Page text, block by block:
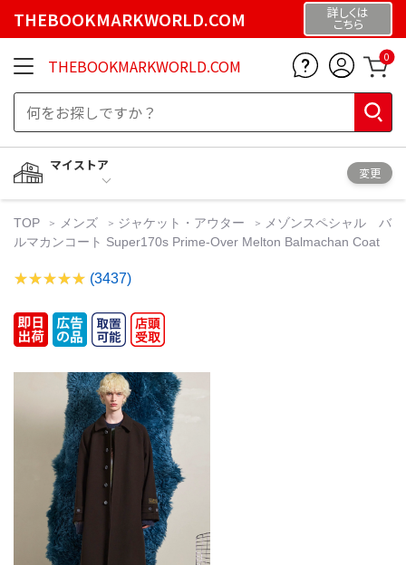
THEBOOKMARKWORLD.COM 詳しくは
こちら
THEBOOKMARKWORLD.COM 0
マイストア
変更
TOP メンズ ジャケット・アウター
メゾンスペシャル バ
ルマカンコート Super170s Prime-Over Melton Balmachan Coat
(3437)